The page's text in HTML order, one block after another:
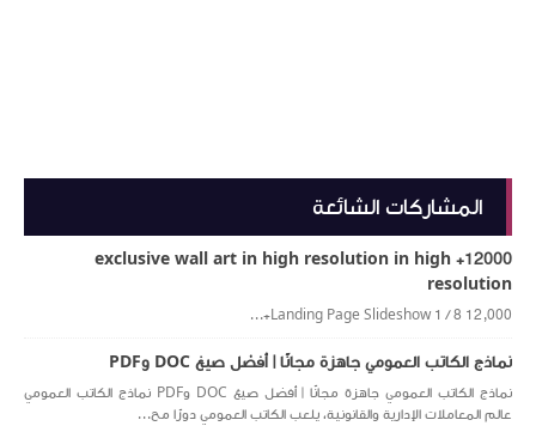
المشاركات الشائعة
12000+ exclusive wall art in high resolution in high
resolution
Landing Page Slideshow 1 / 8 12,000+...
نماذج الكاتب العمومي جاهزة مجانًا | أفضل صيغ DOC وPDF
نماذج الكاتب العمومي جاهزة مجانًا | أفضل صيغ DOC وPDF نماذج الكاتب العمومي
عالم المعاملات الإدارية والقانونية، يلعب الكاتب العمومي دورًا مح...